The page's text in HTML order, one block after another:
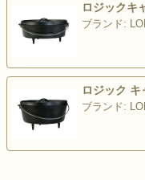
ロジックキ
ブランド:
ロジック
ブランド: